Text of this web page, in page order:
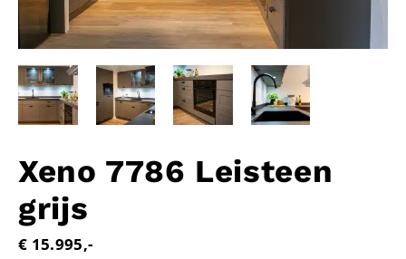
Xeno 7786 Leisteen
grijs
€ 15.995,-